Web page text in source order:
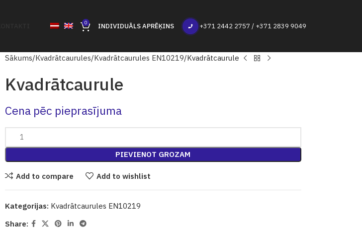
0 INDIVIDUĀLS APRĒĶINS +371 2442 2757 / +371 2839 9049
Sākums Кvadrātcaurules Kvadrātcaurules EN10219 Kvadrātcaurule
Kvadrātcaurule
Cena pēc pieprasījuma
PIEVIENOT GROZAM
Add to compare Add to wishlist
Kategorijas: Kvadrātcaurules EN10219
Share: